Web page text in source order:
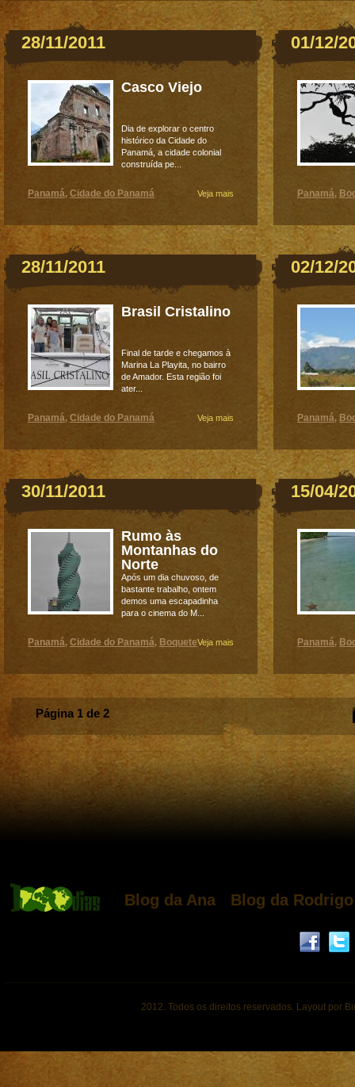
28/11/2011
Casco Viejo
Dia de explorar o centro
histórico da Cidade do
Panamá, a cidade colonial
construída pe...
Veja mais
Panamá, Cidade do Panamá
28/11/2011
Brasil Cristalino
Final de tarde e chegamos à
Marina La Playita, no bairro
de Amador. Esta região foi
ater...
Veja mais
Panamá, Cidade do Panamá
30/11/2011
Rumo às
Montanhas do
Norte
Após um dia chuvoso, de
bastante trabalho, ontem
demos uma escapadinha
para o cinema do M...
Veja mais
Panamá, Cidade do Panamá, Boquete
01/12/
Panamá,
02/12/
Panamá,
15/04/
Panamá,
Página 1 de 2
Blog da Ana Blog da Rodrigo
2012. Todos os direitos reservados. Layout por